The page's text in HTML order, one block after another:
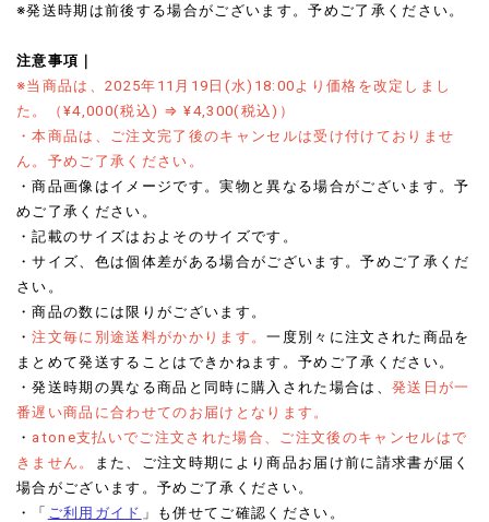
※発送時期は前後する場合がございます。予めご了承ください。
注意事項｜
※当商品は、2025年11月19日(水)18:00より価格を改定しまし
た。（¥4,000(税込) ⇒ ¥4,300(税込)）
・本商品は、ご注文完了後のキャンセルは受け付けておりませ
ん。予めご了承ください。
・商品画像はイメージです。実物と異なる場合がございます。予
めご了承ください。
・記載のサイズはおよそのサイズです。
・サイズ、色は個体差がある場合がございます。予めご了承くだ
さい。
・商品の数には限りがございます。
・注文毎に別途送料がかかります。一度別々に注文された商品を
まとめて発送することはできかねます。予めご了承ください。
・発送時期の異なる商品と同時に購入された場合は、 発送日が一
番遅い商品に合わせてのお届けとなります。
・ atone支払いでご注文された場合、ご注文後のキャンセルはで
きません。
また、ご注文時期により商品お届け前に請求書が届く
場合がございます。予めご了承ください。
・「 ご利用ガイド 」も併せてご確認ください。